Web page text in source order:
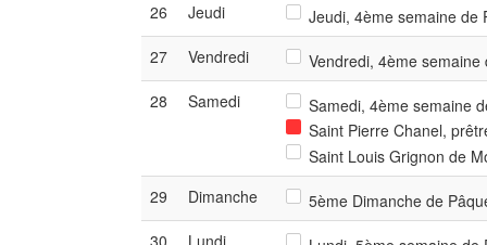
26
Jeudi
Jeudi, 4ème semaine de
27
Vendredi
Vendredi, 4ème
28
Samedi
Samedi, 4ème semaine
Saint Pierre Chanel,
Saint Louis Grignon de
29
Dimanche
5ème Dimanche de
30
Lundi